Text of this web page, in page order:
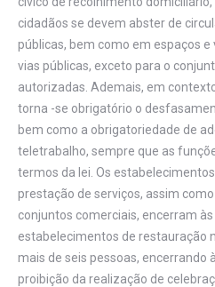
cidadãos se devem abster de
públicas, bem como em espaços
vias públicas, exceto para o
autorizadas. Ademais, em
torna -se obrigatório o
bem como a obrigatoriedade de
teletrabalho, sempre que as
termos da lei. Os
prestação de serviços, assim
conjuntos comerciais, encerram às
estabelecimentos de restauração
mais de seis pessoas, encerrando
proibição da realização de